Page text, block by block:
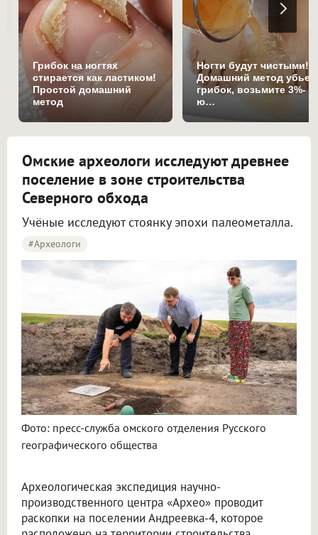
Грибок на ногтях
стирается как ластиком!
Простой домашний
метод
Ногти будут чистыми!
Домашний метод убьет
грибок, возьмите 3%-
ю…
Омские археологи исследуют древнее
поселение в зоне строительства
Северного обхода
Учёные исследуют стоянку эпохи палеометалла.
#археологи
Фото: пресс-служба омского отделения Русского
географического общества
Археологическая экспедиция научно-
производственного центра «Архео» проводит
раскопки на поселении Андреевка-4, которое